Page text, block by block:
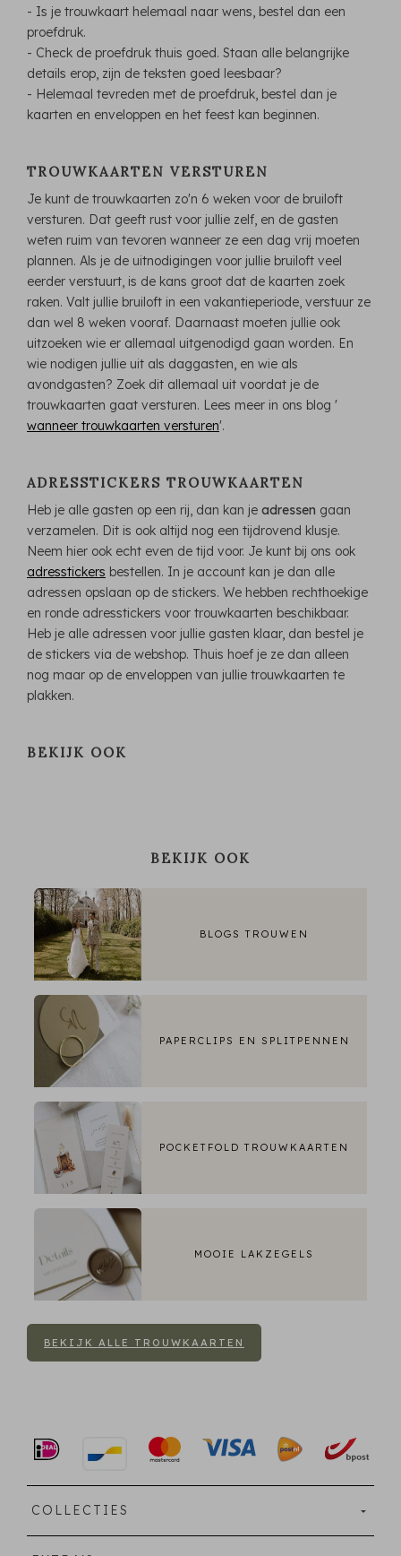
- Is je trouwkaart helemaal naar wens, bestel dan een
proefdruk.
- Check de proefdruk thuis goed. Staan alle belangrijke
details erop, zijn de teksten goed leesbaar?
- Helemaal tevreden met de proefdruk, bestel dan je
kaarten en enveloppen en het feest kan beginnen.
TROUWKAARTEN VERSTUREN
Je kunt de trouwkaarten zo'n 6 weken voor de bruiloft
versturen. Dat geeft rust voor jullie zelf, en de gasten
weten ruim van tevoren wanneer ze een dag vrij moeten
plannen. Als je de uitnodigingen voor jullie bruiloft veel
eerder verstuurt, is de kans groot dat de kaarten zoek
raken. Valt jullie bruiloft in een vakantieperiode, verstuur ze
dan wel 8 weken vooraf. Daarnaast moeten jullie ook
uitzoeken wie er allemaal uitgenodigd gaan worden. En
wie nodigen jullie uit als daggasten, en wie als
avondgasten? Zoek dit allemaal uit voordat je de
trouwkaarten gaat versturen. Lees meer in ons blog '
wanneer trouwkaarten versturen'.
ADRESSTICKERS TROUWKAARTEN
Heb je alle gasten op een rij, dan kan je adressen gaan
verzamelen. Dit is ook altijd nog een tijdrovend klusje.
Neem hier ook echt even de tijd voor. Je kunt bij ons ook
adresstickers bestellen. In je account kan je dan alle
adressen opslaan op de stickers. We hebben rechthoekige
en ronde adresstickers voor trouwkaarten beschikbaar.
Heb je alle adressen voor jullie gasten klaar, dan bestel je
de stickers via de webshop. Thuis hoef je ze dan alleen
nog maar op de enveloppen van jullie trouwkaarten te
plakken.
BEKIJK OOK
BEKIJK OOK
BLOGS TROUWEN
PAPERCLIPS EN SPLITPENNEN
POCKETFOLD TROUWKAARTEN
MOOIE LAKZEGELS
BEKIJK ALLE TROUWKAARTEN
COLLECTIES